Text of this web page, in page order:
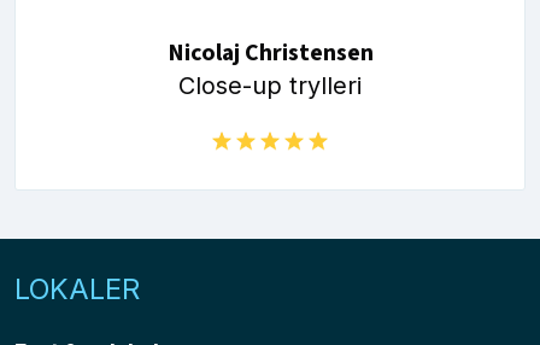
Nicolaj Christensen
Close-up trylleri
LOKALER